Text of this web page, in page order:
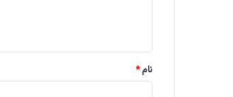
نام*